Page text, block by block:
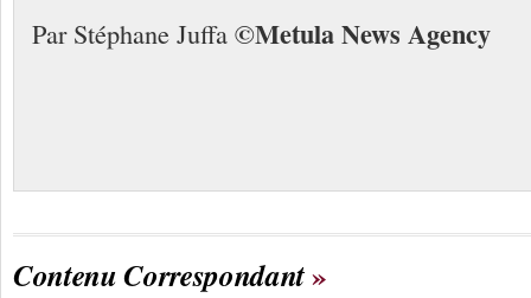
Par Stéphane Juffa ©MetulaNews Agency
Contenu Correspondant